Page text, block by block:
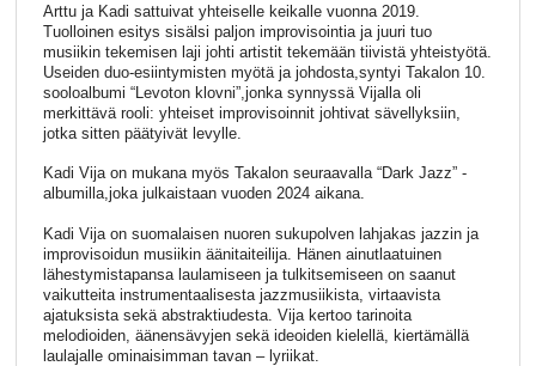
Arttu ja Kadi sattuivat yhteiselle keikalle vuonna 2019.
Tuolloinen esitys sisälsi paljon improvisointia ja juuri tuo
musiikin tekemisen laji johti artistit tekemään tiivistä yhteistyötä.
Useiden duo-esiintymisten myötä ja johdosta,syntyi Takalon 10.
sooloalbumi “Levoton klovni”,jonka synnyssä Vijalla oli
merkittävä rooli: yhteiset improvisoinnit johtivat sävellyksiin,
jotka sitten päätyivät levylle.
Kadi Vija on mukana myös Takalon seuraavalla “Dark Jazz” -
albumilla,joka julkaistaan vuoden 2024 aikana.
Kadi Vija on suomalaisen nuoren sukupolven lahjakas jazzin ja
improvisoidun musiikin äänitaiteilija. Hänen ainutlaatuinen
lähestymistapansa laulamiseen ja tulkitsemiseen on saanut
vaikutteita instrumentaalisesta jazzmusiikista, virtaavista
ajatuksista sekä abstraktiudesta. Vija kertoo tarinoita
melodioiden, äänensävyjen sekä ideoiden kielellä, kiertämällä
laulajalle ominaisimman tavan – lyriikat.